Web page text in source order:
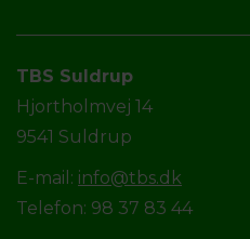
TBS Suldrup
Hjortholmvej 14
9541 Suldrup
E-mail: info@tbs.dk
Telefon: 98 37 83 44